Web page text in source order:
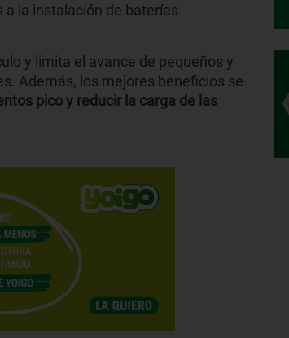
la instalación de baterías
y limita el avance de pequeños y
Además, los mejores beneficios se
pico y reducir la carga de las